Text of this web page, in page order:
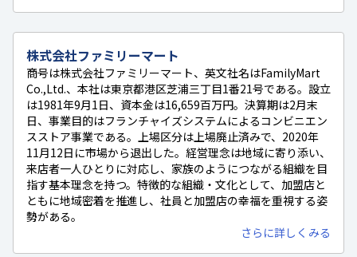
株式会社ファミリーマート
商号は株式会社ファミリーマート、英文社名はFamilyMart
Co.,Ltd.、本社は東京都港区芝浦三丁目1番21号である。設立
は1981年9月1日、資本金は16,659百万円。決算期は2月末
日、事業目的はフランチャイズシステムによるコンビニエン
スストア事業である。上場区分は上場廃止済みで、2020年
11月12日に市場から退出した。経営理念は地域に寄り添い、
来店者一人ひとりに対応し、家族のようにつながる組織を目
指す基本理念を持つ。特徴的な組織・文化として、加盟店と
ともに地域密着を推進し、社員と加盟店の幸福を重視する姿
勢がある。
さらに詳しくみる